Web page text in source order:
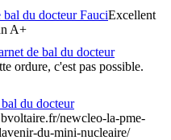
bal du docteur FauciExcellent
A+
de bal du docteur
ordure, c'est pas possible.
du docteur
newcleo-la-pme-
du-mini-nucleaire/